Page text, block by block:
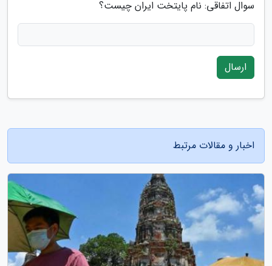
سوال اتفاقی: نام پایتخت ایران چیست؟
ارسال
اخبار و مقالات مرتبط